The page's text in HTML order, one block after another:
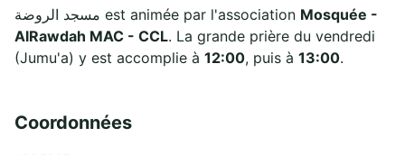
مسجد الروضة est animée par l'association Mosquée -
AlRawdah MAC - CCL. La grande prière du vendredi
(Jumu'a) y est accomplie à 12:00, puis à 13:00.
Coordonnées